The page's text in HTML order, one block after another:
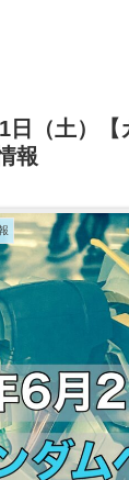
日（土）【
報